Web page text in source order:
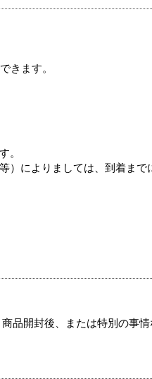
きます。
。
）によりましては、到着まで
品開封後、または特別の事